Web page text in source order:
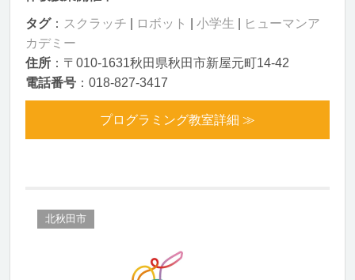
タグ： スクラッチ ロボット 小学生
ヒューマンア
カデミー
住所 ：〒010-1631秋田県秋田市新屋元町14-42
電話番号 ：018-827-3417
プログラミング教室詳細 ≫
北秋田市